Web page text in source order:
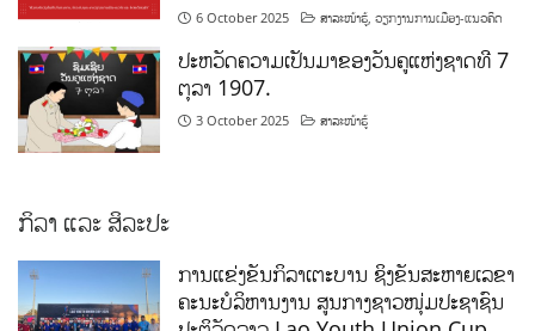
6 October 2025 ສາລະໜ້າຮູ້ ,ວຽກງານການເມືອງ-ແນວຄິດ
ປະຫວັດຄວາມເປັນມາຂອງວັນຄູແຫ່ງຊາດທີ 7
ຕຸລາ 1907.
3 October 2025 ສາລະໜ້າຮູ້
ກິລາ ແລະ ສິລະປະ
ການແຂ່ງຂັນກິລາເຕະບານ ຊິງຂັນສະຫາຍເລຂາ
ຄະນະບໍລິຫານງານ ສູນກາງຊາວໜຸ່ມປະຊາຊົນ